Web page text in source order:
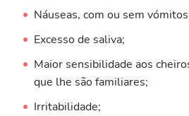
Náuseas, com ou sem
Excesso de saliva;
Maior sensibilidade aos
que lhe são familiares;
Irritabilidade;